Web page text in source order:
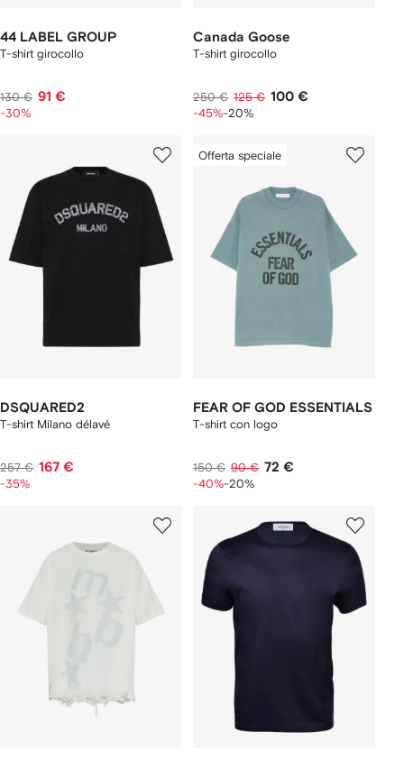
44 LABEL GROUP
T-shirt girocollo
130 € 91 €
-30%
Canada Goose
T-shirt girocollo
250 € 125 € 100 €
-45%-20%
DSQUARED2
T-shirt Milano délavé
257 € 167 €
-35%
Offerta speciale
FEAR OF GOD ESSENTIALS
T-shirt con logo
150 € 90 € 72 €
-40%-20%